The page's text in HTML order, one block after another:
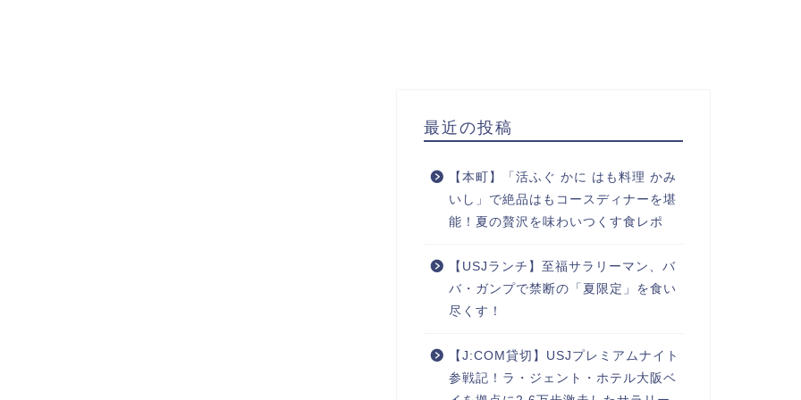
最近の投稿
【本町】「活ふぐ かに はも料理 かみ
いし」で絶品はもコースディナーを堪
能！夏の贅沢を味わいつくす食レポ
【USJランチ】至福サラリーマン、バ
バ・ガンプで禁断の「夏限定」を食い
尽くす！
【J:COM貸切】USJプレミアムナイト
参戦記！ラ・ジェント・ホテル大阪ベ